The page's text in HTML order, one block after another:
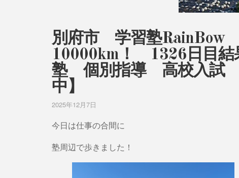
別府市 学習塾RainBow
10000km！ 1326日目
塾 個別指導 高校入試
中】
2025年12月7日
今日は仕事の合間に
塾周辺で歩きました！